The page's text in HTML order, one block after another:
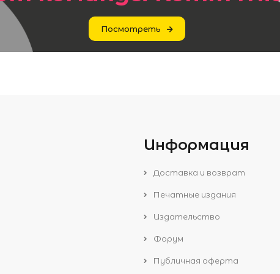
Посмотреть
Информация
Доставка и возврат
Печатные издания
Издательство
Форум
Публичная оферта